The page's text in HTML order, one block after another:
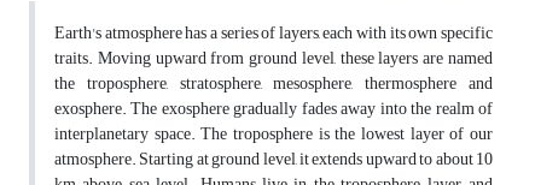
Earth's atmosphere has a series of layers, each with its own specific
traits. Moving upward from ground level, these layers are named
the troposphere, stratosphere, mesosphere, thermosphere and
exosphere. The exosphere gradually fades away into the realm of
interplanetary space. The troposphere is the lowest layer of our
atmosphere. Starting at ground level, it extends upward to about 10